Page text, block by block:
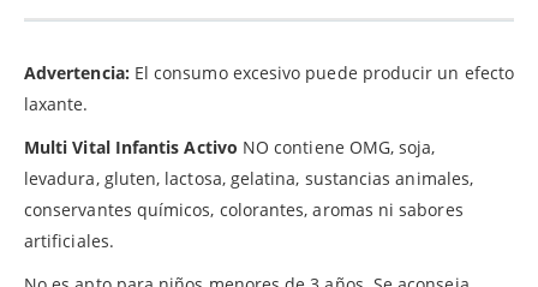
Advertencia: El consumo excesivo puede producir un efecto
laxante.
Multi Vital Infantis Activo NO contiene OMG, soja,
levadura, gluten, lactosa, gelatina, sustancias animales,
conservantes químicos, colorantes, aromas ni sabores
artificiales.